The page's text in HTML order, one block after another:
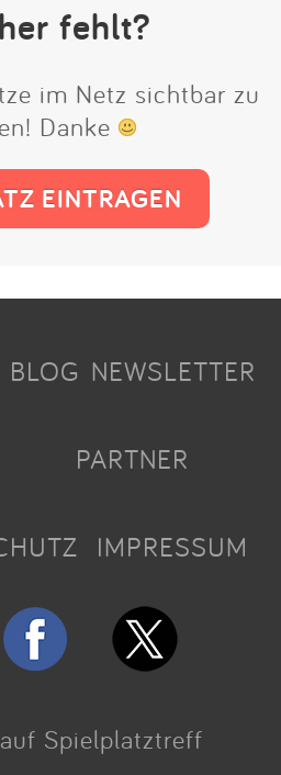
fehlt?
im Netz sichtbar zu
Danke
EINTRAGEN
BLOG NEWSLETTER
PARTNER
IMPRESSUM
Spielplatztreff